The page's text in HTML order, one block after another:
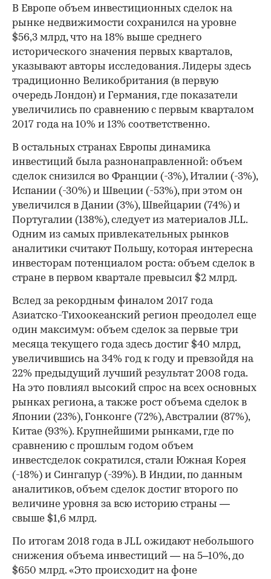
В Европе объем инвестиционных сделок на
рынке недвижимости сохранился на уровне
$56,3 млрд, что на 18% выше среднего
исторического значения первых кварталов,
указывают авторы исследования. Лидеры здесь
традиционно Великобритания (в первую
очередь Лондон) и Германия, где показатели
увеличились по сравнению с первым кварталом
2017 года на 10% и 13% соответственно.
В остальных странах Европы динамика
инвестиций была разнонаправленной: объем
сделок снизился во Франции (-3%), Италии (-3%),
Испании (-30%) и Швеции (-53%), при этом он
увеличился в Дании (3%), Швейцарии (74%) и
Португалии (138%), следует из материалов JLL.
Одним из самых привлекательных рынков
аналитики считают Польшу, которая интересна
инвесторам потенциалом роста: объем сделок в
стране в первом квартале превысил $2 млрд.
Вслед за рекордным финалом 2017 года
Азиатско-Тихоокеанский регион преодолел еще
один максимум: объем сделок за первые три
месяца текущего года здесь достиг $40 млрд,
увеличившись на 34% год к году и превзойдя на
22% предыдущий лучший результат 2008 года.
На это повлиял высокий спрос на всех основных
рынках региона, а также рост объема сделок в
Японии (23%), Гонконге (72%), Австралии (87%),
Китае (93%). Крупнейшими рынками, где по
сравнению с прошлым годом объем
инвестсделок сократился, стали Южная Корея
(-18%) и Сингапур (-39%). В Индии, по данным
аналитиков, объем сделок достиг второго по
величине уровня за всю историю страны —
свыше $1,6 млрд.
По итогам 2018 года в JLL ожидают небольшого
снижения объема инвестиций — на 5–10%, до
$650 млрд. «Это происходит на фоне